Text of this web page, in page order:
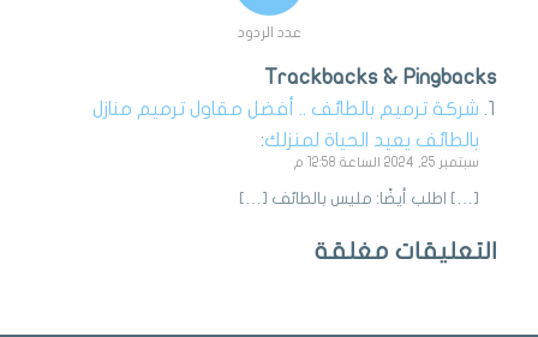
عدد الردود
Trackbacks & Pingbacks
شركة ترميم بالطائف .. أفضل مقاول ترميم منازل
بالطائف يعيد الحياة لمنزلك:
سبتمبر 25, 2024 الساعة 12:58 م
[…] اطلب أيضًا: مليس بالطائف […]
التعليقات مغلقة